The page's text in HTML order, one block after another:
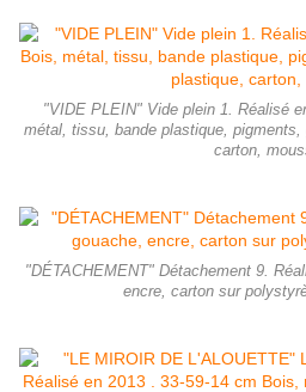
"VIDE PLEIN" Vide plein 1. Réalisé
métal, tissu, bande plastique,
carton,
"DÉTACHEMENT" Détachement 9.
encre, carton sur